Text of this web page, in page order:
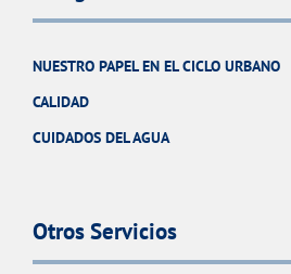
NUESTRO PAPEL EN EL CICLO URBANO
CALIDAD
CUIDADOS DEL AGUA
Otros Servicios